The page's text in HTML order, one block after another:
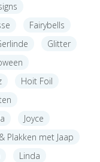
Fairybells
Glitter
Hoit Foil
Joyce
Plakken met Jaap
Linda